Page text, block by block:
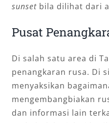
sunset bila dilihat dari
Pusat
Di salah satu area di
penangkaran rusa. Di
menyaksikan
mengembangbiakan
dan informasi lain